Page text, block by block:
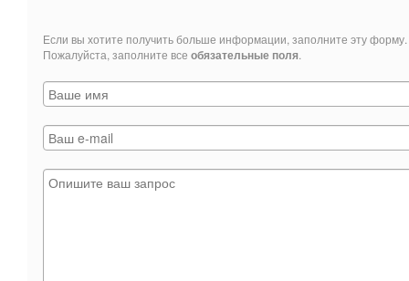
Если вы хотите получить больше информации, заполните эту
Пожалуйста, заполните все обязательные поля.